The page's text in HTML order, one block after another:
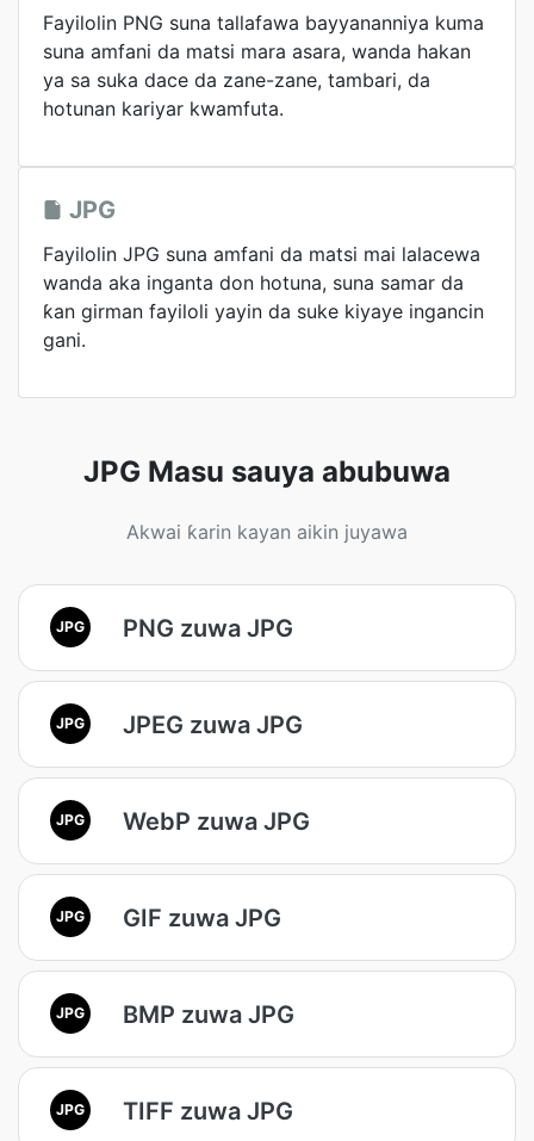
Fayilolin PNG suna tallafawa bayyananniya kuma
suna amfani da matsi mara asara, wanda hakan
ya sa suka dace da zane-zane, tambari, da
hotunan kariyar kwamfuta.
JPG
Fayilolin JPG suna amfani da matsi mai lalacewa
wanda aka inganta don hotuna, suna samar da
ƙan girman fayiloli yayin da suke kiyaye ingancin
gani.
JPG Masu sauya abubuwa
Akwai ƙarin kayan aikin juyawa
JPG PNG zuwa JPG
JPG JPEG zuwa JPG
JPG WebP zuwa JPG
JPG GIF zuwa JPG
JPG BMP zuwa JPG
JPG TIFF zuwa JPG